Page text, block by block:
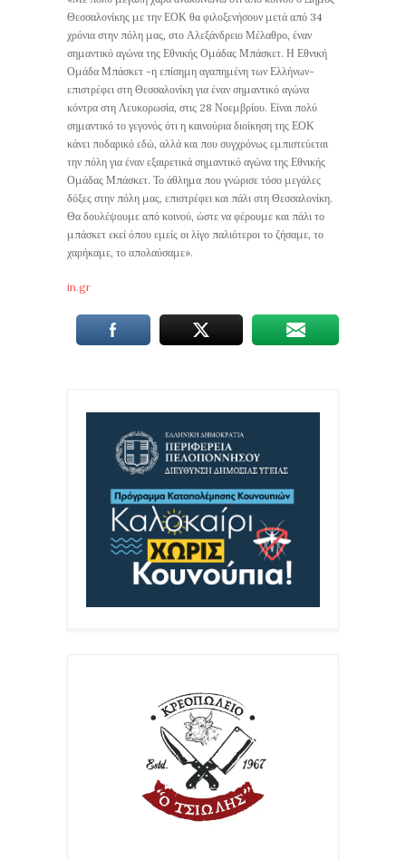
Θεσσαλονίκης με την ΕΟΚ θα φιλοξενήσουν μετά από 34
χρόνια στην πόλη μας, στο Αλεξάνδρειο Μέλαθρο, έναν
σημαντικό αγώνα της Εθνικής Ομάδας Μπάσκετ. Η Εθνική
Ομάδα Μπάσκετ -η επίσημη αγαπημένη των Ελλήνων-
επιστρέφει στη Θεσσαλονίκη για έναν σημαντικό αγώνα
κόντρα στη Λευκορωσία, στις 28 Νοεμβρίου. Είναι πολύ
σημαντικό το γεγονός ότι η καινούρια διοίκηση της ΕΟΚ
κάνει ποδαρικό εδώ, αλλά και που συγχρόνως εμπιστεύεται
την πόλη για έναν εξαιρετικά σημαντικό αγώνα της Εθνικής
Ομάδας Μπάσκετ. Το άθλημα που γνώρισε τόσο μεγάλες
δόξες στην πόλη μας, επιστρέφει και πάλι στη Θεσσαλονίκη.
Θα δουλέψουμε από κοινού, ώστε να φέρουμε και πάλι το
μπάσκετ εκεί όπου εμείς οι λίγο παλιότεροι το ζήσαμε, το
χαρήκαμε, το απολαύσαμε».
in.gr